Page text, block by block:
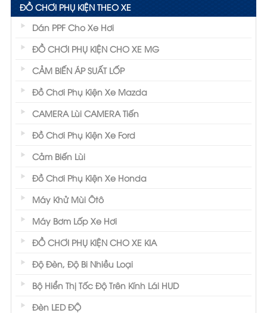
ĐỒ CHƠI PHỤ KIỆN THEO XE
Dán PPF Cho Xe Hơi
ĐỒ CHƠI PHỤ KIỆN CHO XE MG
CẢM BIẾN ÁP SUẤT LỐP
Đồ Chơi Phụ Kiện Xe Mazda
CAMERA Lùi CAMERA Tiến
Đồ Chơi Phụ Kiện Xe Ford
Cảm Biến Lùi
Đồ Chơi Phụ Kiện Xe Honda
Máy Khử Mùi Ôtô
Máy Bơm Lốp Xe Hơi
ĐỒ CHƠI PHỤ KIỆN CHO XE KIA
Độ Đèn, Độ Bi Nhiều Loại
Bộ Hiển Thị Tốc Độ Trên Kính Lái HUD
Đèn LED ĐỘ